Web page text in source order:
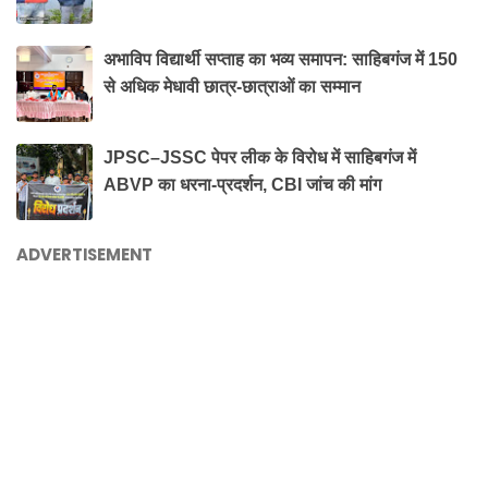
अभाविप विद्यार्थी सप्ताह का भव्य समापन: साहिबगंज में 150
से अधिक मेधावी छात्र-छात्राओं का सम्मान
JPSC–JSSC पेपर लीक के विरोध में साहिबगंज में
ABVP का धरना-प्रदर्शन, CBI जांच की मांग
ADVERTISEMENT